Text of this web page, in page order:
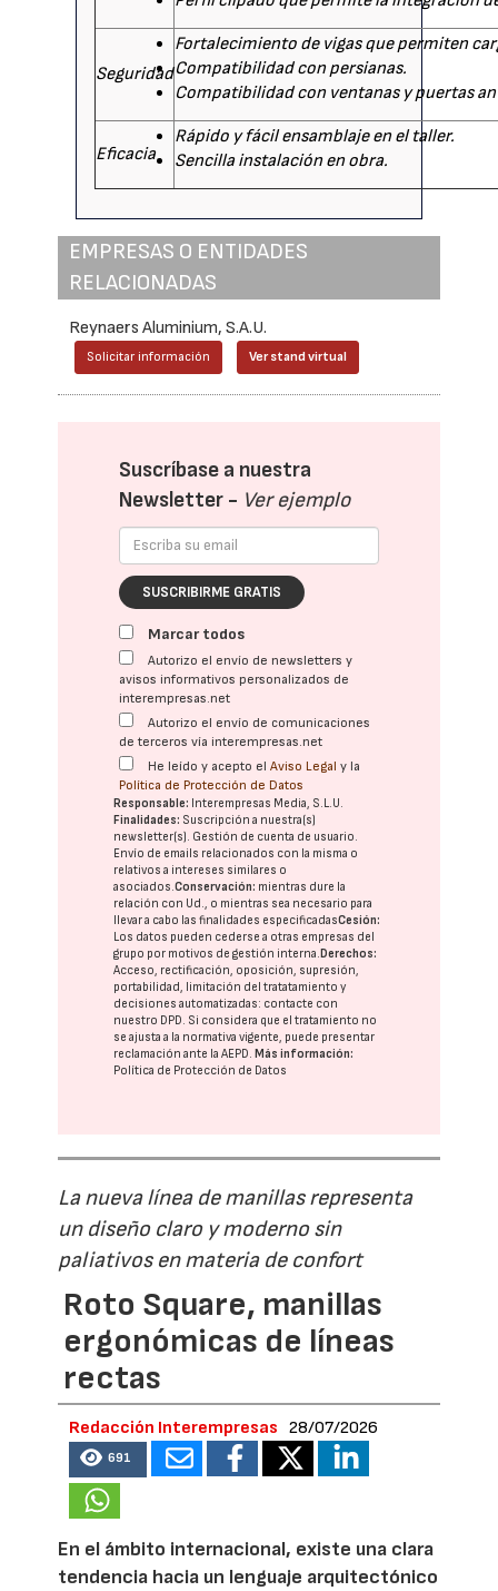
Seguridad
Fortalecimiento de vigas que permiten
Compatibilidad con persianas.
Compatibilidad con ventanas y puertas
Eficacia
Rápido y fácil ensamblaje en el taller.
Sencilla instalación en obra.
EMPRESAS O ENTIDADES
RELACIONADAS
Reynaers Aluminium, S.A.U.
Solicitar información Ver stand virtual
Suscríbase a nuestra
Newsletter - Ver ejemplo
SUSCRIBIRME GRATIS
Marcar todos
Autorizo el envío de newsletters y
avisos informativos personalizados de
interempresas.net
Autorizo el envío de comunicaciones
de terceros vía interempresas.net
He leído y acepto elAviso Legal y la
Política de Protección de Datos
Responsable: Interempresas Media, S.L.U.
Finalidades: Suscripción a nuestra(s)
newsletter(s). Gestión de cuenta de usuario.
Envío de emails relacionados con la misma o
relativos a intereses similares o
asociados.Conservación: mientras dure la
relación con Ud., o mientras sea necesario para
llevar a cabo las finalidades especificadasCesión:
Los datos pueden cederse a otras empresas del
grupo por motivos de gestión interna.Derechos:
Acceso, rectificación, oposición, supresión,
portabilidad, limitación del tratatamiento y
decisiones automatizadas: contacte con
nuestro DPD . Si considera que el tratamiento no
se ajusta a la normativa vigente, puede presentar
reclamación ante laAEPD .Más información:
Política de Protección de Datos
La nueva línea de manillas representa
un diseño claro y moderno sin
paliativos en materia de confort
Roto Square, manillas
ergonómicas de líneas
rectas
Redacción Interempresas 28/07/2026
691
En el ámbito internacional, existe una clara
tendencia hacia un lenguaje arquitectónico